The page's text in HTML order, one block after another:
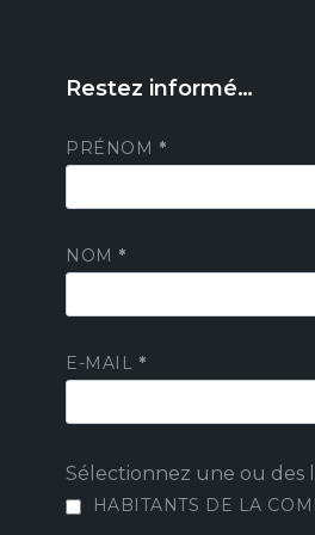
Restez informé…
PRÉNOM *
NOM *
E-MAIL *
Sélectionnez une ou des
HABITANTS DE LA